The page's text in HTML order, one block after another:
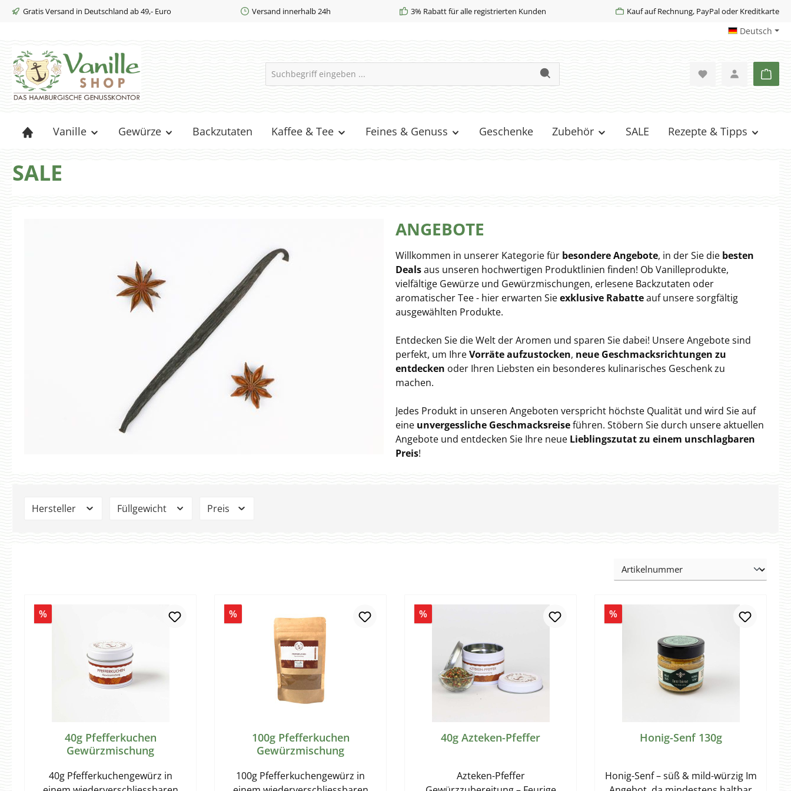
Hauptinhalt springen
Zur Suche springen
Zur Hauptnavigation springen
Gratis Versand in Deutschland ab 49,- Euro Versand innerhalb 24h 3% Rabatt für alle registrierten Kunden Kauf auf Rechnung, PayPal oder Kreditkarte
Deutsch
Vanille Gewürze Backzutaten Kaffee & Tee Feines & Genuss Geschenke Zubehör SALE Rezepte & Tipps
SALE
ANGEBOTE
Willkommen in unserer Kategorie für besondere Angebote, in der Sie die besten
Dealsaus unseren hochwertigen Produktlinien finden! Ob Vanilleprodukte,
vielfältige Gewürze und Gewürzmischungen, erlesene Backzutaten oder
aromatischer Tee - hier erwarten Sieexklusive Rabatteauf unsere sorgfältig
ausgewählten Produkte.
Entdecken Sie die Welt der Aromen und sparen Sie dabei! Unsere Angebote sind
perfekt, um IhreVorräte aufzustocken, neue Geschmacksrichtungen zu
entdecken oder Ihren Liebsten ein besonderes kulinarisches Geschenk zu
machen.
Jedes Produkt in unseren Angeboten verspricht höchste Qualität und wird Sie auf
eine unvergessliche Geschmacksreiseführen. Stöbern Sie durch unsere aktuellen
Angebote und entdecken Sie Ihre neue Lieblingszutat zu einem unschlagbaren
Preis!
Hersteller Füllgewicht Preis
%Rabatt
40g Pfefferkuchen
Gewürzmischung
40g Pfefferkuchengewürz in
%Rabatt
100g Pfefferkuchen
Gewürzmischung
100g Pfefferkuchengewürz in
%Rabatt
40g Azteken-Pfeffer
Azteken-Pfeffer
%Rabatt
Honig-Senf 130g
Honig-Senf – süß & mild-würzig Im